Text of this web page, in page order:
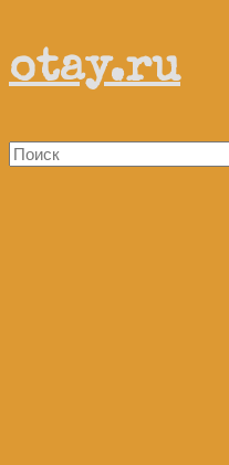
Перейти
к
otay.ru